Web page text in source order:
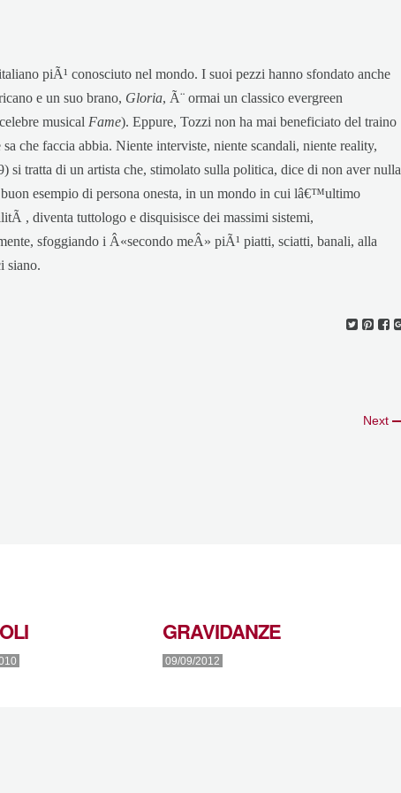
piÃ¹ conosciuto nel mondo. I suoi pezzi hanno sfondato anche
e un suo brano, Gloria, Ã¨ ormai un classico evergreen
musical Fame). Eppure, Tozzi non ha mai beneficiato del traino
che faccia abbia. Niente interviste, niente scandali, niente reality,
si tratta di un artista che, stimolato sulla politica, dice di non aver nulla
esempio di persona onesta, in un mondo in cui lâ€™ultimo
, diventa tuttologo e disquisisce dei massimi sistemi,
sfoggiando i Â«secondo meÂ» piÃ¹ piatti, sciatti, banali, alla
siano.
Next
GRAVIDANZE
09/09/2012